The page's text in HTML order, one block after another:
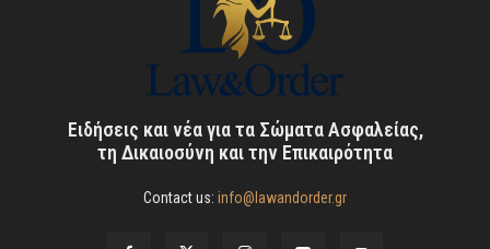
Ειδήσεις και νέα για τα Σώματα Ασφαλείας,
τη Δικαιοσύνη και την Επικαιρότητα
Contact us: info@lawandorder.gr